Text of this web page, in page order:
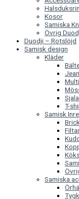
Kosor
Samiska
Övrig
Duodji – Rotslöjd
Samisk design
Kläder
T-
Samisk
Samiska